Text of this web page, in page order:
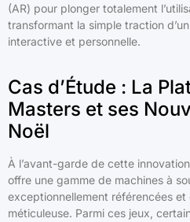
(AR) pour plonger totalement
transformant la simple traction
interactive et personnelle.
Cas d’Étude : La
Masters et ses
Noël
À l’avant-garde de cette
offre une gamme de machines à
exceptionnellement référencées
méticuleuse. Parmi ces jeux,